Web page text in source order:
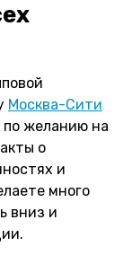
Москва-Сити
по желанию на
о
и
много
вниз и